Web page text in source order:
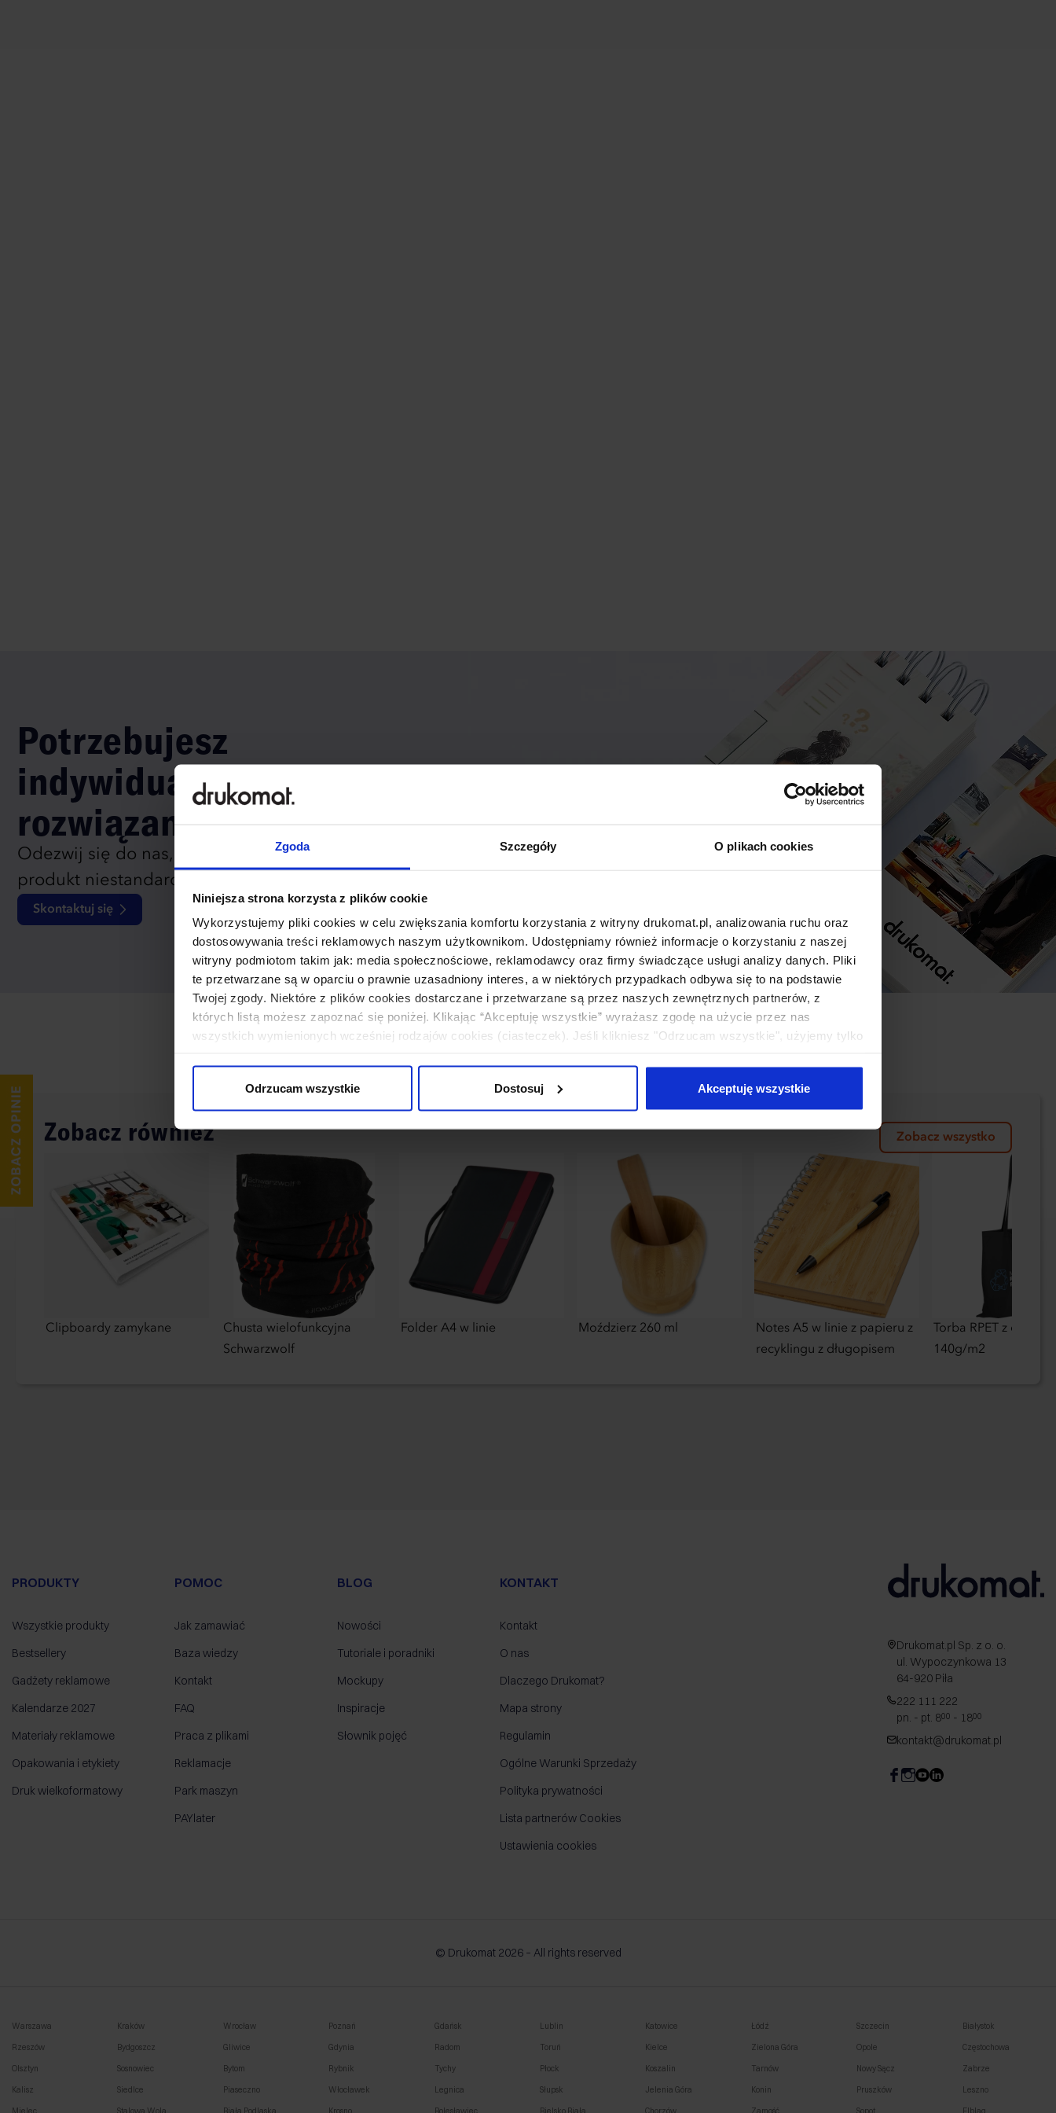
Zgoda Szczegóły O plikach cookies
Niniejsza strona korzysta z plików cookie
Wykorzystujemy pliki cookies w celu zwiększania komfortu korzystania z witryny drukomat.pl, analizowania ruchu oraz
dostosowywania treści reklamowych naszym użytkownikom. Udostępniamy również informacje o korzystaniu z naszej
witryny podmiotom takim jak: media społecznościowe, reklamodawcy oraz firmy świadczące usługi analizy danych. Pliki
te przetwarzane są w oparciu o prawnie uzasadniony interes, a w niektórych przypadkach odbywa się to na podstawie
Twojej zgody. Niektóre z plików cookies dostarczane i przetwarzane są przez naszych zewnętrznych partnerów, z
których listą możesz zapoznać się poniżej. Klikając “Akceptuję wszystkie” wyrażasz zgodę na użycie przez nas
wszystkich wymienionych wcześniej rodzajów cookies (ciasteczek). Jeśli klikniesz "Odrzucam wszystkie", użyjemy tylko
Odrzucam wszystkie
Dostosuj Akceptuję wszystkie
Potrzebujesz
indywidualnego
rozwiązania?
Odezwij się do nas, aby omówić
produkt niestandardowy.
Skontaktuj się
Zobacz również Zobacz wszystko
Clipboardy zamykane
Chusta wielofunkcyjna
Schwarzwolf
Folder A4 w linie Moździerz 260 ml
Notes A5 w linie z papieru z
recyklingu z długopisem
Torba RPET z
140g/m2
PRODUKTY
Wszystkie produkty
Bestsellery
Gadżety reklamowe
Kalendarze 2027
Materiały reklamowe
Opakowania i etykiety
Druk wielkoformatowy
POMOC
Jak zamawiać
Baza wiedzy
Kontakt
FAQ
Praca z plikami
Reklamacje
Park maszyn
PAYlater
BLOG
Nowości
Tutoriale i poradniki
Mockupy
Inspiracje
Słownik pojęć
KONTAKT
Kontakt
O nas
Dlaczego Drukomat?
Mapa strony
Regulamin
Ogólne Warunki Sprzedaży
Polityka prywatności
Lista partnerów Cookies
Ustawienia cookies
Drukomat.pl Sp. z o. o.
ul. Wypoczynkowa 13
64-920 Piła
222 111 222
pn. - pt. 800 - 1800
kontakt@drukomat.pl
© Drukomat 2026 – All rights reserved
Warszawa Kraków Wrocław Poznań Gdańsk Lublin Katowice Łódź Szczecin Białystok
Rzeszów Bydgoszcz Gliwice Gdynia Radom Toruń Kielce Zielona Góra Opole Częstochowa
Olsztyn Sosnowiec Bytom Rybnik Tychy Płock Koszalin Tarnów Nowy Sącz Zabrze
Kalisz Siedlce Piaseczno Włocławek Legnica Słupsk Jelenia Góra Konin Pruszków Leszno